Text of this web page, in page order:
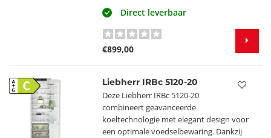
Direct leverbaar
€899,00
Liebherr IRBc 5120-20
Deze Liebherr IRBc 5120-20
combineert geavanceerde
koeltechnologie met elegant design voor
een optimale voedselbewaring. Dankzij